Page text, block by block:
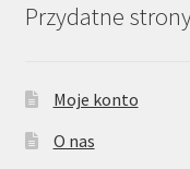
Przydatne
Moje konto
O nas